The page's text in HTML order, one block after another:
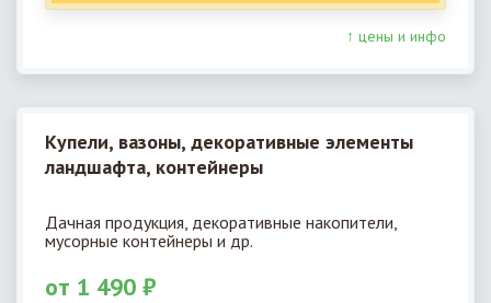
↑ цены и инфо
Купели, вазоны, декоративные элементы
ландшафта, контейнеры
Дачная продукция, декоративные накопители,
мусорные контейнеры и др.
от 1 490 ₽